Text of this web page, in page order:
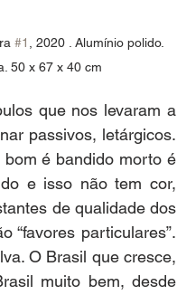
#1
, 2020 . Alumínio polido.
50 x 67 x 40 cm
que nos levaram a
passivos, letárgicos.
é bandido morto é
e isso não tem cor,
de qualidade dos
“favores particulares”.
O Brasil que cresce,
muito bem, desde